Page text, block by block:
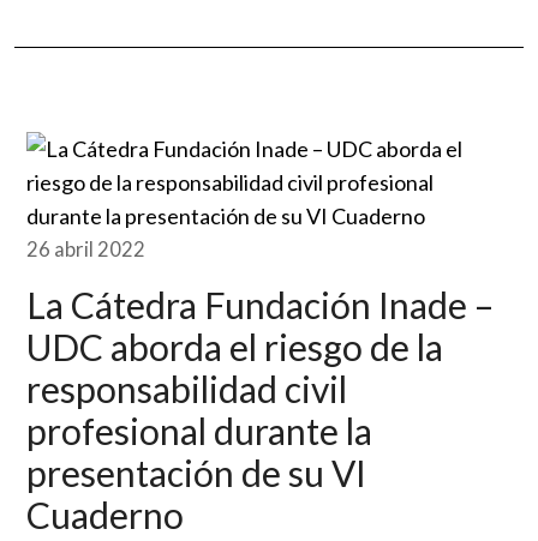
26 abril 2022
La Cátedra Fundación Inade –
UDC aborda el riesgo de la
responsabilidad civil
profesional durante la
presentación de su VI
Cuaderno